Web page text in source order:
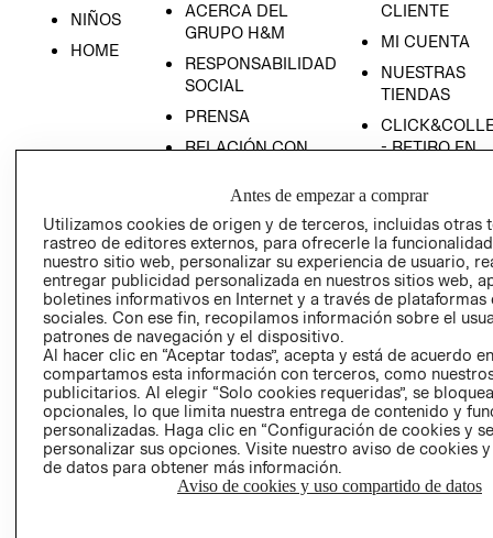
NIÑOS
HOME
ACERCA DEL
GRUPO H&M
RESPONSABILIDAD
SOCIAL
PRENSA
RELACIÓN CON
POLÍTICA
EMPRESARIAL
CLIENTE
MI CUENTA
NUESTRAS
TIENDAS
- RETIRO EN
TÉRMINOS Y
CONDICIONES
AVISO DE
PRIVACIDAD
GIFT CARD
COOKIES
Antes de empezar a comprar
Utilizamos cookies de origen y de terceros, incluidas otras
rastreo de editores externos, para ofrecerle la
nuestro sitio web, personalizar su experiencia de usuario,
entregar publicidad personalizada en nuestros sitios web,
boletines informativos en Internet y a través de plataformas
sociales. Con ese fin, recopilamos información sobre el
patrones de navegación y el dispositivo.
Al hacer clic en “Aceptar todas”, acepta y está de acuerdo
compartamos esta información con terceros, como
publicitarios. Al elegir “Solo cookies requeridas”, se
opcionales, lo que limita nuestra entrega de contenido y
personalizadas. Haga clic en “Configuración de cookies y
personalizar sus opciones. Visite nuestro aviso de cookies
de datos para obtener más información.
Aviso de cookies y uso compartido de datos